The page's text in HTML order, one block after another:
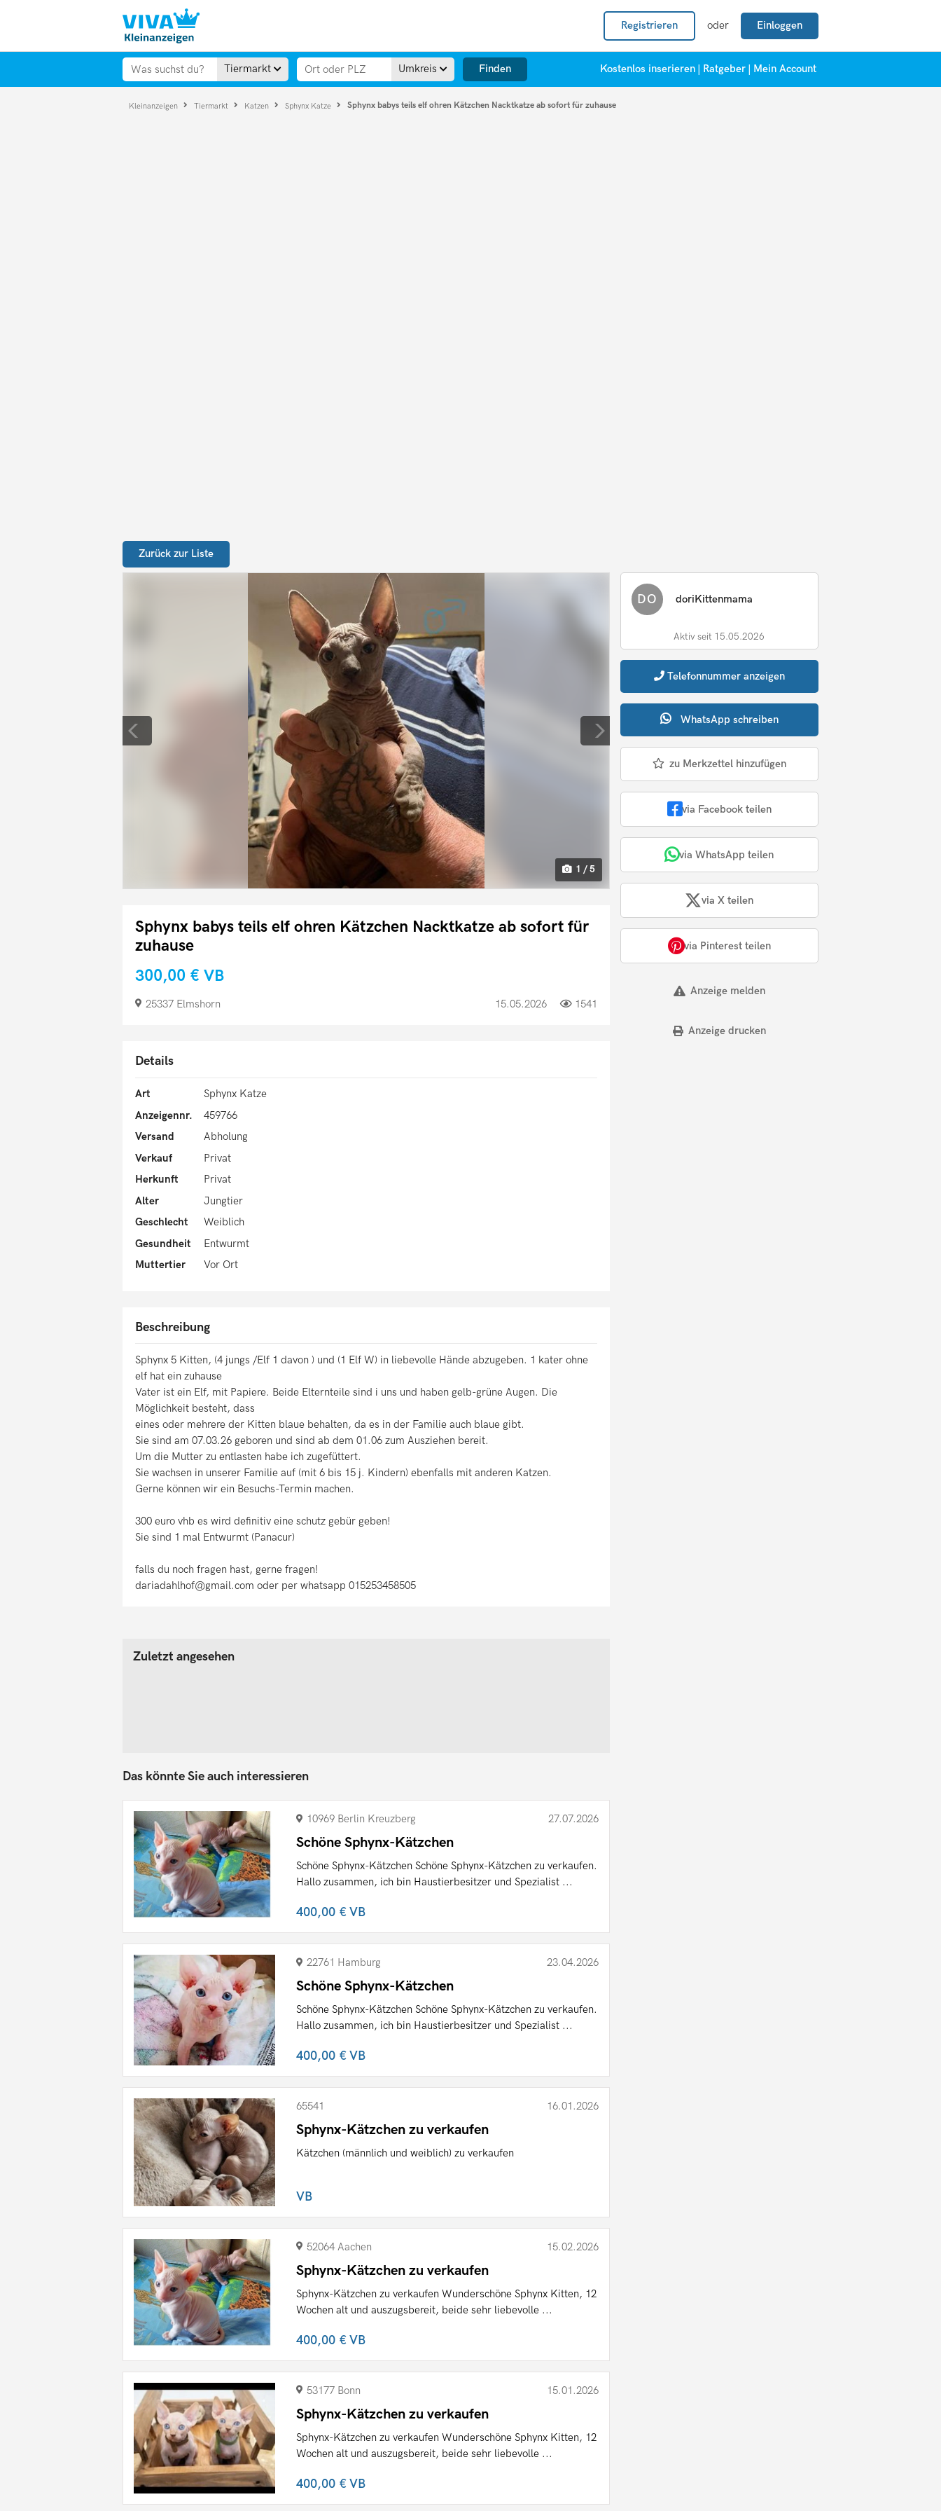
Registrieren oder Einloggen
Tiermarkt Umkreis Finden Kostenlos inserieren Ratgeber Mein Account
Kleinanzeigen Tiermarkt Katzen Sphynx Katze Sphynx babys teils elf ohren Kätzchen Nacktkatze ab sofort für zuhause
Zurück zur Liste
1 / 5
Sphynx babys teils elf ohren Kätzchen Nacktkatze ab sofort für
zuhause
300,00 € VB
25337 Elmshorn 15.05.2026 1541
Details
Art
Sphynx Katze
Anzeigennr.
459766
Versand
Abholung
Verkauf
Privat
Herkunft
Privat
Alter
Jungtier
Geschlecht
Weiblich
Gesundheit
Entwurmt
Muttertier
Vor Ort
Beschreibung
Sphynx 5 Kitten, (4 jungs /Elf 1 davon ) und (1 Elf W) in liebevolle Hände abzugeben. 1 kater ohne
elf hat ein zuhause
Vater ist ein Elf, mit Papiere. Beide Elternteile sind i uns und haben gelb-grüne Augen. Die
Möglichkeit besteht, dass
eines oder mehrere der Kitten blaue behalten, da es in der Familie auch blaue gibt.
Sie sind am 07.03.26 geboren und sind ab dem 01.06 zum Ausziehen bereit.
Um die Mutter zu entlasten habe ich zugefüttert.
Sie wachsen in unserer Familie auf (mit 6 bis 15 j. Kindern) ebenfalls mit anderen Katzen.
Gerne können wir ein Besuchs-Termin machen.
300 euro vhb es wird definitiv eine schutz gebür geben!
Sie sind 1 mal Entwurmt (Panacur)
falls du noch fragen hast, gerne fragen!
dariadahlhof@gmail.com oder per whatsapp 015253458505
DO doriKittenmama
Aktiv seit 15.05.2026
Telefonnummer anzeigen
WhatsApp schreiben
zu Merkzettel hinzufügen
via Facebook teilen
via WhatsApp teilen
via X teilen
via Pinterest teilen
Anzeige melden
Anzeige drucken
Zuletzt angesehen
Das könnte Sie auch interessieren
10969 Berlin Kreuzberg 27.07.2026
Schöne Sphynx-Kätzchen
Schöne Sphynx-Kätzchen Schöne Sphynx-Kätzchen zu verkaufen.
Hallo zusammen, ich bin Haustierbesitzer und Spezialist ...
400,00 €VB
22761 Hamburg 23.04.2026
Schöne Sphynx-Kätzchen
Schöne Sphynx-Kätzchen Schöne Sphynx-Kätzchen zu verkaufen.
Hallo zusammen, ich bin Haustierbesitzer und Spezialist ...
400,00 €VB
65541 16.01.2026
Sphynx-Kätzchen zu verkaufen
Kätzchen (männlich und weiblich) zu verkaufen
VB
52064 Aachen 15.02.2026
Sphynx-Kätzchen zu verkaufen
Sphynx-Kätzchen zu verkaufen Wunderschöne Sphynx Kitten, 12
Wochen alt und auszugsbereit, beide sehr liebevolle ...
400,00 €VB
53177 Bonn 15.01.2026
Sphynx-Kätzchen zu verkaufen
Sphynx-Kätzchen zu verkaufen Wunderschöne Sphynx Kitten, 12
Wochen alt und auszugsbereit, beide sehr liebevolle ...
400,00 €VB